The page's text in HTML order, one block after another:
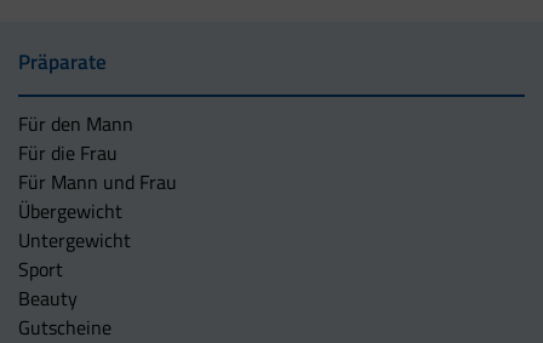
Präparate
Für den Mann
Für die Frau
Für Mann und Frau
Übergewicht
Untergewicht
Sport
Beauty
Gutscheine